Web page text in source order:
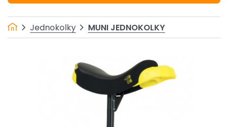
Jednokolky MUNI JEDNOKOLKY